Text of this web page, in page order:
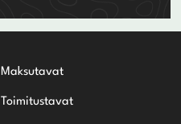
Maksutavat
Toimitustavat